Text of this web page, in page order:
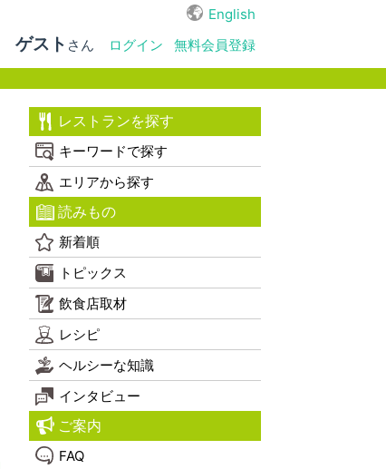
English
ゲスト さん ログイン
無料会員登録
レストランを探す
キーワードで探す
エリアから探す
読みもの
新着順
トピックス
飲食店取材
レシピ
ヘルシーな知識
インタビュー
ご案内
FAQ